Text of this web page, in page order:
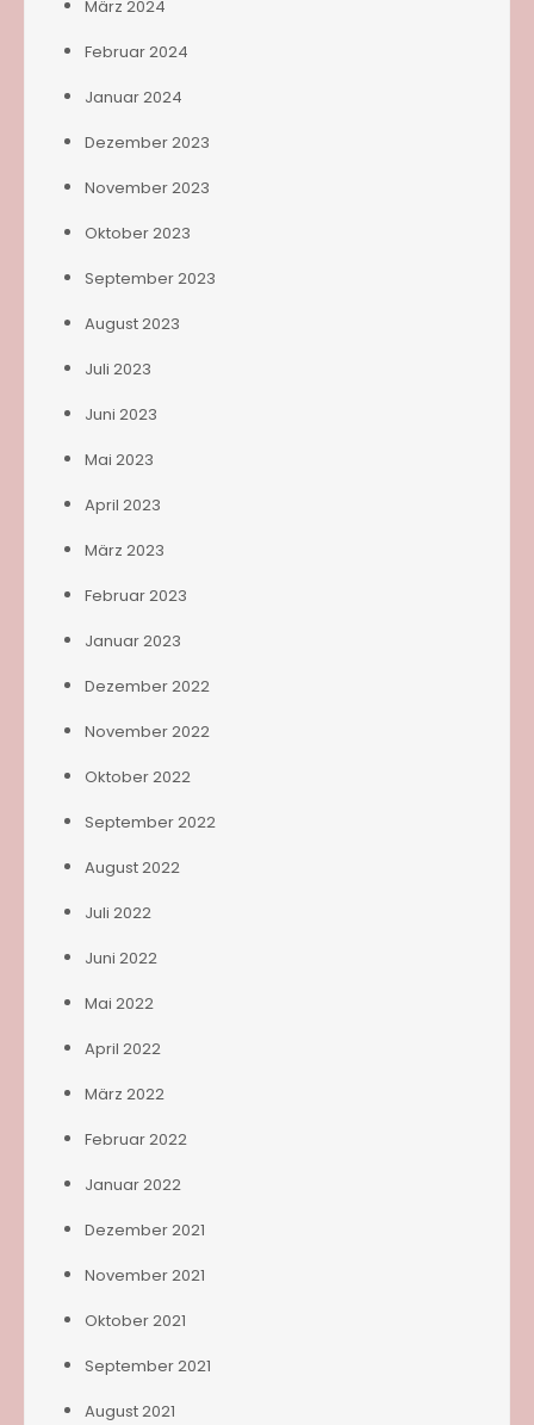
März 2024
Februar 2024
Januar 2024
Dezember 2023
November 2023
Oktober 2023
September 2023
August 2023
Juli 2023
Juni 2023
Mai 2023
April 2023
März 2023
Februar 2023
Januar 2023
Dezember 2022
November 2022
Oktober 2022
September 2022
August 2022
Juli 2022
Juni 2022
Mai 2022
April 2022
März 2022
Februar 2022
Januar 2022
Dezember 2021
November 2021
Oktober 2021
September 2021
August 2021